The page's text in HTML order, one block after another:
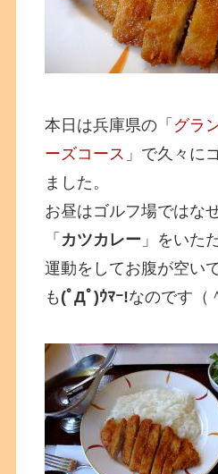
本日は兵庫県の「 グラ
ーズコース 」で久々に
ました。
お昼はゴルフ場ではな
「 カツカレー 」をいた
運動をしてお腹が空い
も (ﾟДﾟ)ｳﾏｰ!なのです（